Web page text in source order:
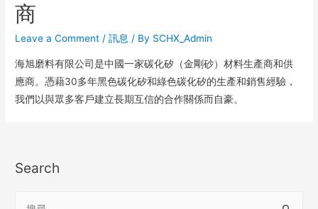
商
Leave a Comment /訊息 / By SCHX_Admin
海旭磨料有限公司是中國一家碳化矽（金剛砂）材料生產商和供
應商。憑藉30多年黑色碳化矽和綠色碳化矽的生產和銷售經驗，
我們以與眾多客戶建立長期互信的合作關係而自豪。
Search